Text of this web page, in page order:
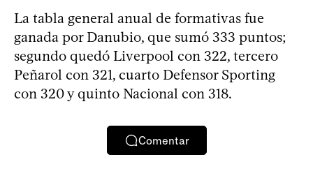
La tabla general anual de formativas fue
ganada por Danubio, que sumó 333 puntos;
segundo quedó Liverpool con 322, tercero
Peñarol con 321, cuarto Defensor Sporting
con 320 y quinto Nacional con 318.
Comentar